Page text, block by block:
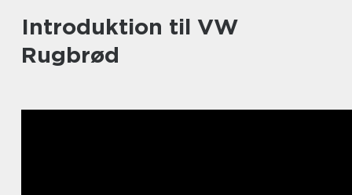
Introduktion til VW
Rugbrød